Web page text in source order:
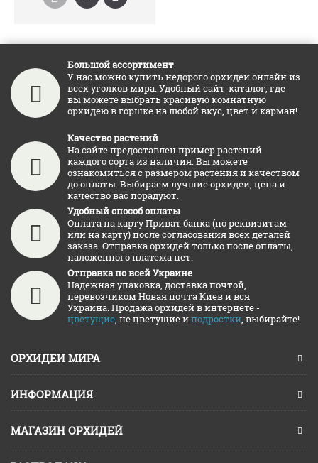
Большой ассортимент
У нас можно купить недорого орхидеи онлайн из
всех уголков мира. Удобный сайт-каталог, где
вы можете выбрать красивую комнатную
орхидею в горшке на любой вкус, цвет и карман!
Качество растений
На сайте предоставлен пример растений
каждого сорта из наличия. Вы можете
ознакомиться с размером растения и качеством
до оплаты. Выбираем лучшие орхидеи, цена и
качество вас порадуют.
Удобный способ оплаты
Оплата на карту Приват банка (по реквизитам
или на карту) после согласования всех деталей
заказа. Отправка орхидей только после оплаты,
наложенного платежа нет.
Отправка по всей Украине
Надежная упаковка, доставка почтой,
перевозчиком Новая почта Киев и вся
Украина. Продажа орхидей в интернете -
цветущие, не цветущие иподростки, выбирайте!
ОРХИДЕИ МИРА
ИНФОРМАЦИЯ
МАГАЗИН ОРХИДЕЙ